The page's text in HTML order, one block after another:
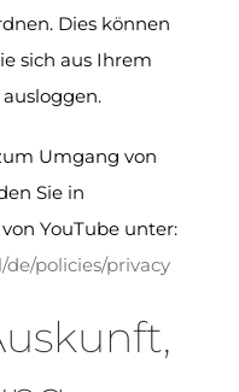
Dies können
sich aus Ihrem
Umgang von
Sie in
YouTube unter:
policies/privacy